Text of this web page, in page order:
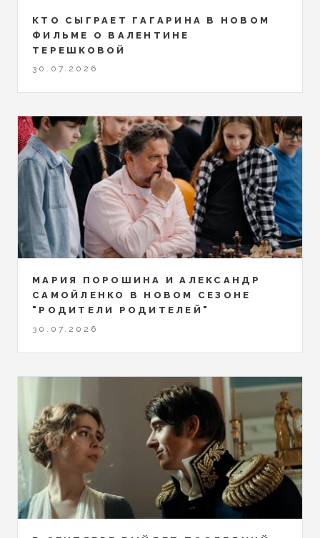
КТО СЫГРАЕТ ГАГАРИНА В НОВОМ
ФИЛЬМЕ О ВАЛЕНТИНЕ
ТЕРЕШКОВОЙ
30.07.2026
МАРИЯ ПОРОШИНА И АЛЕКСАНДР
САМОЙЛЕНКО В НОВОМ СЕЗОНЕ
"РОДИТЕЛИ РОДИТЕЛЕЙ"
30.07.2026